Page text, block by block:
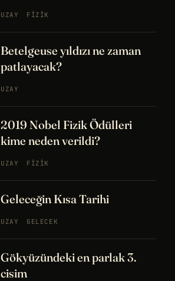
UZAY FIZIK
Betelgeuse yıldızı ne zaman
patlayacak?
UZAY
2019 Nobel Fizik Ödülleri
kime neden verildi?
UZAY FIZIK
Geleceğin Kısa Tarihi
UZAY GELECEK
Gökyüzündeki en parlak 3.
cisim